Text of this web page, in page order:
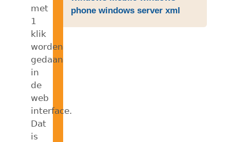
met
1
klik
worden
gedaan
in
de
web
interface.
Dat
is
phone windows server xml